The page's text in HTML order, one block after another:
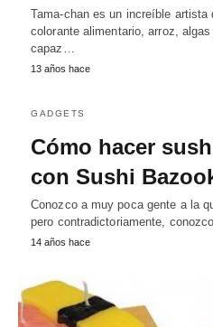
Tama-chan es un increíble artista
colorante alimentario, arroz,
capaz…
13 años hace
GADGETS
Cómo hacer
con Sushi
Conozco a muy poca gente a la
pero contradictoriamente,
14 años hace